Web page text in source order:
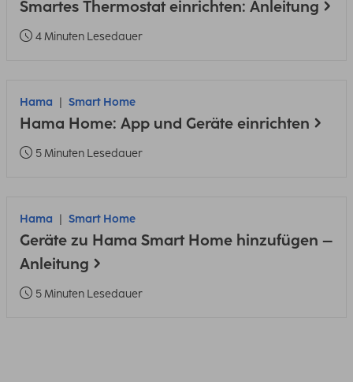
Smartes Thermostat einrichten: Anleitung
4 Minuten Lesedauer
Hama Smart Home
Hama Home: App und Geräte einrichten
5 Minuten Lesedauer
Hama Smart Home
Geräte zu Hama Smart Home hinzufügen –
Anleitung
5 Minuten Lesedauer